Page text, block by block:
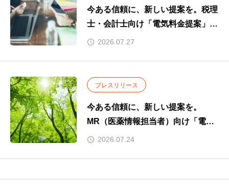
今ある信頼に、新しい提案を。税理
士・会計士向け「電気料金提案」の
取り組みを開始
2026.07.27
プレスリリース
今ある信頼に、新しい提案を。
MR（医薬情報担当者）向け「電気
料金提案」の取り組みを開始
2026.07.24